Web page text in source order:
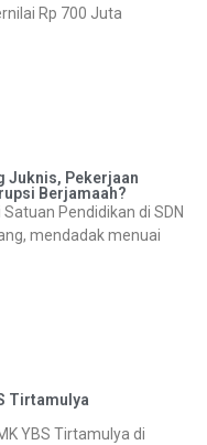
Rp 700 Juta
Juknis, Pekerjaan
Berjamaah?
Pendidikan di SDN
mendadak menuai
Tirtamulya
YBS Tirtamulya di